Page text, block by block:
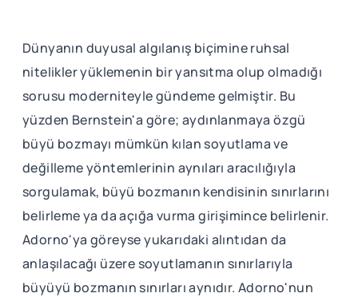
Dünyanın duyusal algılanış biçimine ruhsal
nitelikler yüklemenin bir yansıtma olup olmadığı
sorusu moderniteyle gündeme gelmiştir. Bu
yüzden Bernstein'a göre; aydınlanmaya özgü
büyü bozmayı mümkün kılan soyutlama ve
değilleme yöntemlerinin aynıları aracılığıyla
sorgulamak, büyü bozmanın kendisinin sınırlarını
belirleme ya da açığa vurma girişimince belirlenir.
Adorno'ya göreyse yukarıdaki alıntıdan da
anlaşılacağı üzere soyutlamanın sınırlarıyla
büyüyü bozmanın sınırları aynıdır. Adorno'nun